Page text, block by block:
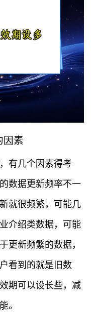
因素
有几个因素得考
数据更新频率不一
就很频繁，可能几
介绍类数据，可能
更新频繁的数据，
看到的就是旧数
期可以设长些，减
。